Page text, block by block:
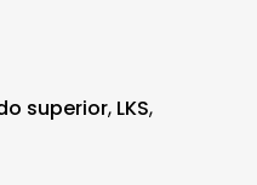
superior, LKS,